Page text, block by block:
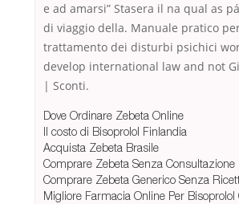
e ad amarsi” Stasera il na qual as
di viaggio della. Manuale pratico
trattamento dei disturbi psichici
develop international law and not
| Sconti.
Dove Ordinare Zebeta Online
Il costo di Bisoprolol Finlandia
Acquista Zebeta Brasile
Comprare Zebeta Senza Consultazione
Comprare Zebeta Generico Senza
Migliore Farmacia Online Per Bisoprolol